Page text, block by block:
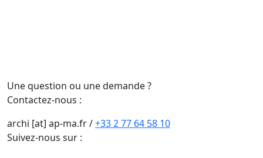
Une question ou une demande ?
Contactez-nous :
archi [at] ap-ma.fr/+33 2 77 64 58 10
Suivez-nous sur :